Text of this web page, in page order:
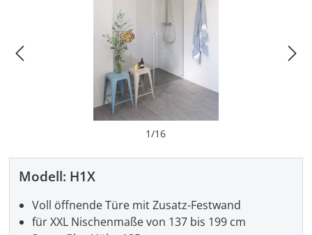
1/16
Modell: H1X
Voll öffnende Türe mit Zusatz-Festwand
für XXL Nischenmaße von 137 bis 199 cm